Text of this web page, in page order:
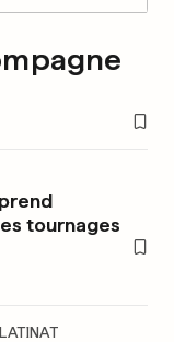
tournages